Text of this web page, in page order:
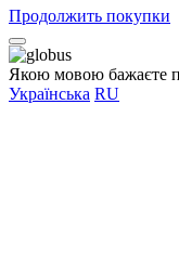
Продолжить покупки
Якою мовою бажаєте
Українська RU